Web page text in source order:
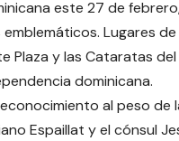
este 27 de
emblemáticos. Lugares
Plaza y las Cataratas
dominicana.
al peso de
Espaillat y el cónsul